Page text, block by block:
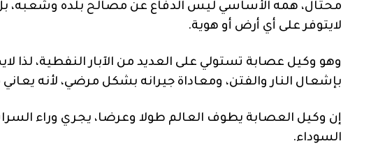
محتال، همه الأساسي ليس الدفاع عن مصالح بلده وشعبه،
لايتوفر على أي أرض أو هوية.
وهو وكيل عصابة تستولي على العديد من الآبار النفطية، لذا
بإشعال النار والفتن، ومعاداة جيرانه بشكل مرضي، لأنه
إن وكيل العصابة يطوف العالم طولا وعرضا، يجري وراء
السوداء.